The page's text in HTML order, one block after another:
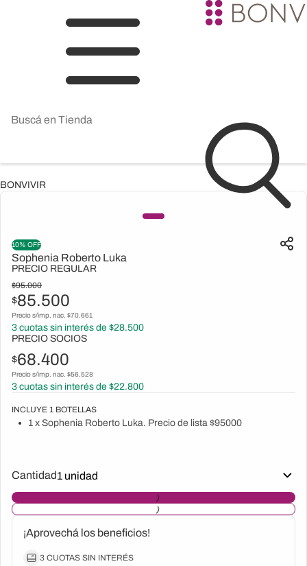
BONVIVIR
10% OFF
Sophenia Roberto Luka
PRECIO REGULAR
$95.000
$85.500
Precio s/imp. nac. $70.661
3 cuotas sin interés de $28.500
PRECIO SOCIOS
$68.400
Precio s/imp. nac. $56.528
3 cuotas sin interés de $22.800
INCLUYE 1 BOTELLAS
1 x Sophenia Roberto Luka. Precio de lista $95000
¡Aprovechá los beneficios!
3 CUOTAS SIN INTERÉS
Cantidad